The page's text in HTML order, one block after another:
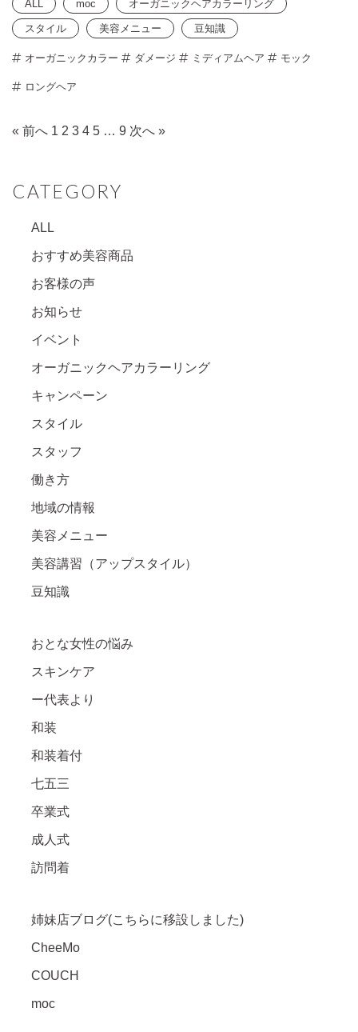
CATEGORY
ALL
おすすめ美容商品
お客様の声
お知らせ
イベント
オーガニックヘアカラーリング
キャンペーン
スタイル
スタッフ
働き方
地域の情報
美容メニュー
美容講習（アップスタイル）
豆知識
おとな女性の悩み
スキンケア
ー代表より
和装
和装着付
七五三
卒業式
成人式
訪問着
姉妹店ブログ(こちらに移設しました)
CheeMo
COUCH
moc
ALL moc オーガニックヘアカラーリング
スタイル 美容メニュー 豆知識
オーガニックカラー ダメージ ミディアムヘア モック
ロングヘア
« 前へ 1 2 3 4 5 … 9 次へ »